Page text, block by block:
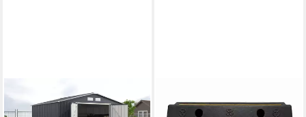
Gerätehaus Gartenhaus
Garage Parkplatz Radstopper